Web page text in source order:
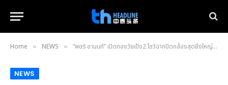
Home » NEWS » “พชร์ อานนท์” เปิดกองวัยเป้ง2 โชว์ฉากปิดกล้องสุดยิ่งใหญ่ “นิค-เบสท์-สไปร์ท” พร้อมทัพนักแสดงกว่า 400 ชีวิต ยกพวกตะลุมบอนสุดเดือด เตรียมเข้าฉาย 23 ต.ค.นี้
NEWS